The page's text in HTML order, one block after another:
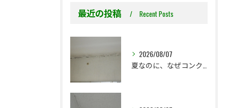
最近の投稿 Recent Posts
2026/08/07
夏なのに、なぜコンクリート直張り壁紙のカビ相談が増えるのでしょうか？